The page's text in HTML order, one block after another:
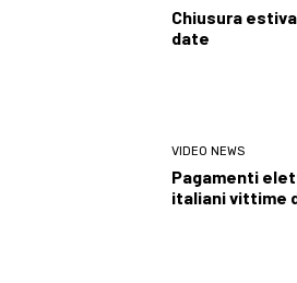
Chiusura
date
VIDEO NEWS
Pagamenti
italiani vittime